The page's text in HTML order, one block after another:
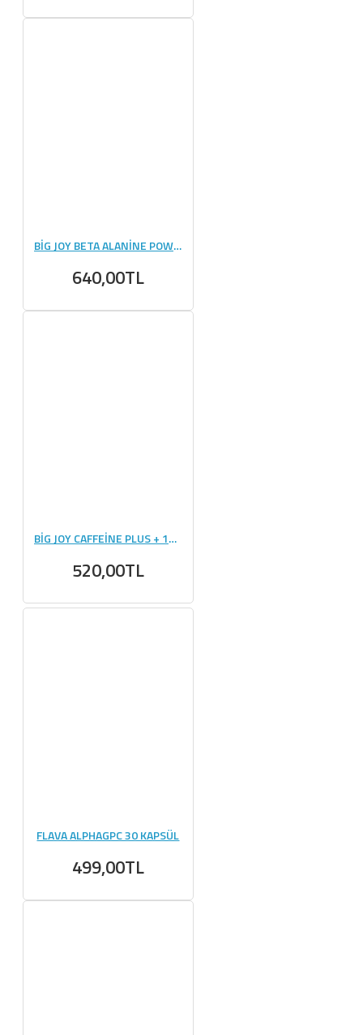
BİG JOY BETA ALANİNE POWDER 300 GR
640,00TL
BİG JOY CAFFEİNE PLUS + 100 KAPSÜL
520,00TL
FLAVA ALPHAGPC 30 KAPSÜL
499,00TL